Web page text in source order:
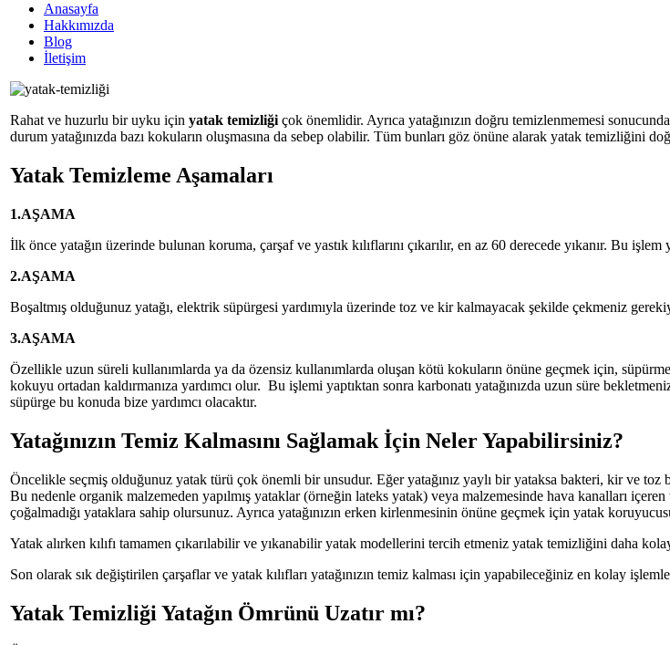
Anasayfa
Hakkımızda
Blog
İletişim
Rahat ve huzurlu bir uyku için yatak temizliği çok önemlidir. Ayrıca yatağınızın doğru temizlenmemesi
durum yatağınızda bazı kokuların oluşmasına da sebep olabilir. Tüm bunları göz önüne alarak yatak temizliğini
Yatak Temizleme Aşamaları
1.AŞAMA
İlk önce yatağın üzerinde bulunan koruma, çarşaf ve yastık kılıflarını çıkarılır, en az 60 derecede yıkanır. Bu
2.AŞAMA
Boşaltmış olduğunuz yatağı, elektrik süpürgesi yardımıyla üzerinde toz ve kir kalmayacak şekilde çekmeniz
3.AŞAMA
Özellikle uzun süreli kullanımlarda ya da özensiz kullanımlarda oluşan kötü kokuların önüne geçmek için,
kokuyu ortadan kaldırmanıza yardımcı olur. Bu işlemi yaptıktan sonra karbonatı yatağınızda uzun süre
süpürge bu konuda bize yardımcı olacaktır.
Yatağınızın Temiz Kalmasını Sağlamak İçin Neler Yapabilirsiniz?
Öncelikle seçmiş olduğunuz yatak türü çok önemli bir unsudur. Eğer yatağınız yaylı bir yataksa bakteri, kir ve toz
Bu nedenle organik malzemeden yapılmış yataklar (örneğin lateks yatak) veya malzemesinde hava kanalları
çoğalmadığı yataklara sahip olursunuz. Ayrıca yatağınızın erken kirlenmesinin önüne geçmek için yatak
Yatak alırken kılıfı tamamen çıkarılabilir ve yıkanabilir yatak modellerini tercih etmeniz yatak temizliğini daha
Son olarak sık değiştirilen çarşaflar ve yatak kılıfları yatağınızın temiz kalması için yapabileceğiniz en kolay
Yatak Temizliği Yatağın Ömrünü Uzatır mı?